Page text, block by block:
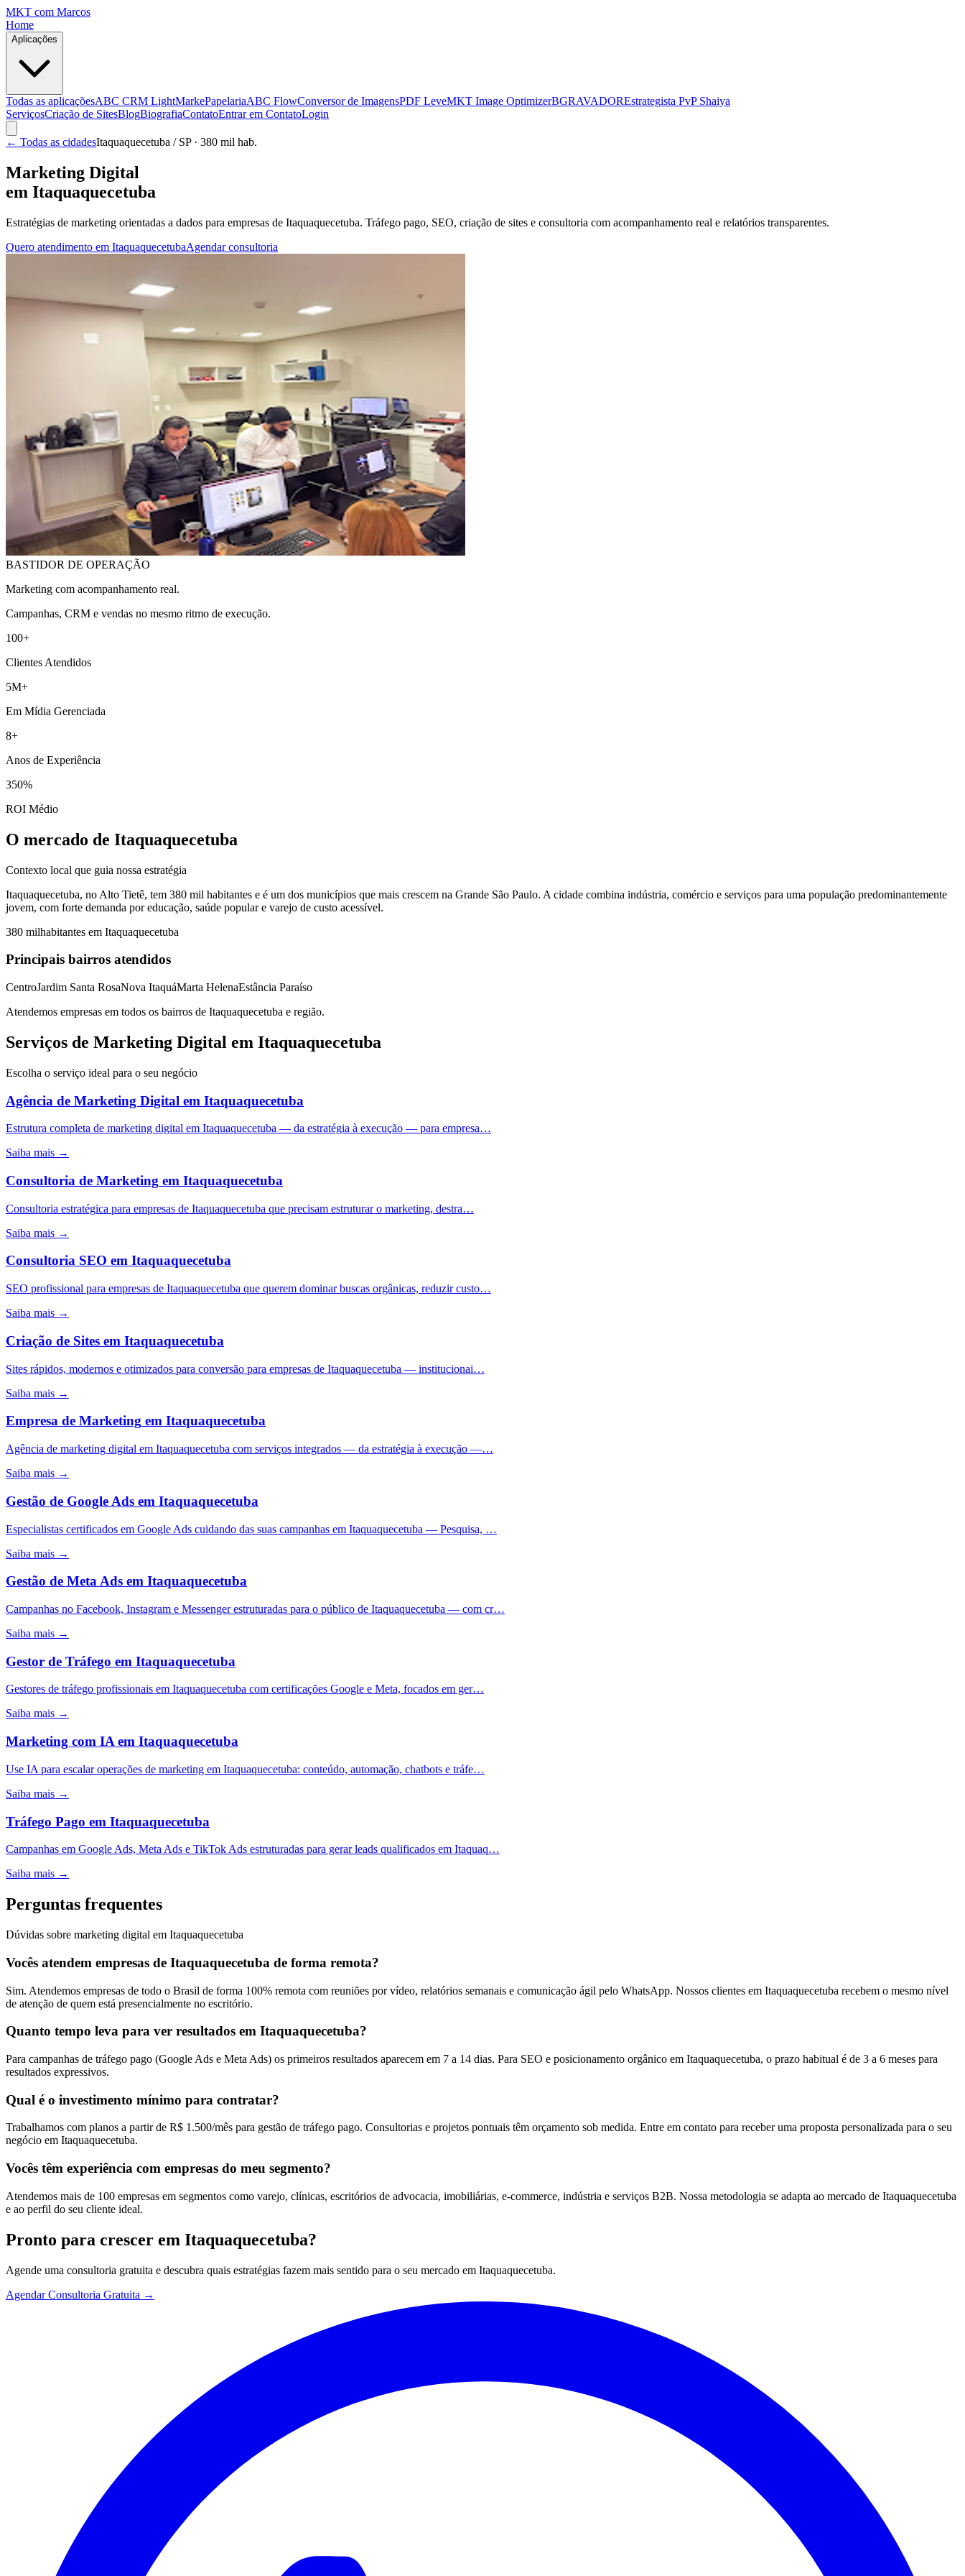
MKT com Marcos
Home
Aplicações
Todas as aplicaçõesABC CRM LightMarkePapelariaABC FlowConversor de ImagensPDF LeveMKT Image OptimizerBGRAVADOREstrategista PvP Shaiya
ServiçosCriação de SitesBlogBiografiaContatoEntrar em ContatoLogin
← Todas as cidadesItaquaquecetuba / SP· 380 mil hab.
Marketing Digital
em Itaquaquecetuba
Estratégias de marketing orientadas a dados para empresas de Itaquaquecetuba. Tráfego pago, SEO, criação de sites e consultoria com acompanhamento real e relatórios transparentes.
Quero atendimento em ItaquaquecetubaAgendar consultoria
BASTIDOR DE OPERAÇÃO
Marketing com acompanhamento real.
Campanhas, CRM e vendas no mesmo ritmo de execução.
100+
Clientes Atendidos
5M+
Em Mídia Gerenciada
8+
Anos de Experiência
350%
ROI Médio
O mercado de Itaquaquecetuba
Contexto local que guia nossa estratégia
Itaquaquecetuba, no Alto Tietê, tem 380 mil habitantes e é um dos municípios que mais crescem na Grande São Paulo. A cidade combina indústria, comércio e serviços para uma população predominantemente
jovem, com forte demanda por educação, saúde popular e varejo de custo acessível.
380 milhabitantes em Itaquaquecetuba
Principais bairros atendidos
CentroJardim Santa RosaNova ItaquáMarta HelenaEstância Paraíso
Atendemos empresas em todos os bairros de Itaquaquecetuba e região.
Serviços de Marketing Digital em Itaquaquecetuba
Escolha o serviço ideal para o seu negócio
Agência de Marketing Digital em Itaquaquecetuba
Estrutura completa de marketing digital em Itaquaquecetuba — da estratégia à execução — para empresa…
Saiba mais →
Consultoria de Marketing em Itaquaquecetuba
Consultoria estratégica para empresas de Itaquaquecetuba que precisam estruturar o marketing, destra…
Saiba mais →
Consultoria SEO em Itaquaquecetuba
SEO profissional para empresas de Itaquaquecetuba que querem dominar buscas orgânicas, reduzir custo…
Saiba mais →
Criação de Sites em Itaquaquecetuba
Sites rápidos, modernos e otimizados para conversão para empresas de Itaquaquecetuba — institucionai…
Saiba mais →
Empresa de Marketing em Itaquaquecetuba
Agência de marketing digital em Itaquaquecetuba com serviços integrados — da estratégia à execução —…
Saiba mais →
Gestão de Google Ads em Itaquaquecetuba
Especialistas certificados em Google Ads cuidando das suas campanhas em Itaquaquecetuba — Pesquisa, …
Saiba mais →
Gestão de Meta Ads em Itaquaquecetuba
Campanhas no Facebook, Instagram e Messenger estruturadas para o público de Itaquaquecetuba — com cr…
Saiba mais →
Gestor de Tráfego em Itaquaquecetuba
Gestores de tráfego profissionais em Itaquaquecetuba com certificações Google e Meta, focados em ger…
Saiba mais →
Marketing com IA em Itaquaquecetuba
Use IA para escalar operações de marketing em Itaquaquecetuba: conteúdo, automação, chatbots e tráfe…
Saiba mais →
Tráfego Pago em Itaquaquecetuba
Campanhas em Google Ads, Meta Ads e TikTok Ads estruturadas para gerar leads qualificados em Itaquaq…
Saiba mais →
Perguntas frequentes
Dúvidas sobre marketing digital em Itaquaquecetuba
Vocês atendem empresas de Itaquaquecetuba de forma remota?
Sim. Atendemos empresas de todo o Brasil de forma 100% remota com reuniões por vídeo, relatórios semanais e comunicação ágil pelo WhatsApp. Nossos clientes em Itaquaquecetuba recebem o mesmo nível
de atenção de quem está presencialmente no escritório.
Quanto tempo leva para ver resultados em Itaquaquecetuba?
Para campanhas de tráfego pago (Google Ads e Meta Ads) os primeiros resultados aparecem em 7 a 14 dias. Para SEO e posicionamento orgânico em Itaquaquecetuba, o prazo habitual é de 3 a 6 meses para
resultados expressivos.
Qual é o investimento mínimo para contratar?
Trabalhamos com planos a partir de R$ 1.500/mês para gestão de tráfego pago. Consultorias e projetos pontuais têm orçamento sob medida. Entre em contato para receber uma proposta personalizada para o seu
negócio em Itaquaquecetuba.
Vocês têm experiência com empresas do meu segmento?
Atendemos mais de 100 empresas em segmentos como varejo, clínicas, escritórios de advocacia, imobiliárias, e-commerce, indústria e serviços B2B. Nossa metodologia se adapta ao mercado de Itaquaquecetuba
e ao perfil do seu cliente ideal.
Pronto para crescer em Itaquaquecetuba?
Agende uma consultoria gratuita e descubra quais estratégias fazem mais sentido para o seu mercado em Itaquaquecetuba.
Agendar Consultoria Gratuita →